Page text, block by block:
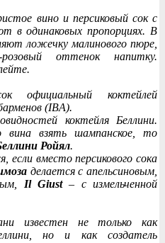
вино и персиковый сок с
в одинаковых пропорциях. В
ложечку малинового пюре,
оттенок напитку.
официальный коктейлей
(IBA).
коктейля Беллини.
вина взять шампанское, то
Ройял.
если вместо персикового сока
делается с апельсиновым,
Il Giust– с измельченной
известен не только как
но и как создатель